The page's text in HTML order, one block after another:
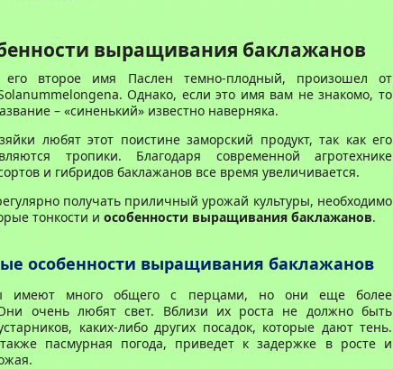
выращивания баклажанов
его второе имя Паслен темно-плодный, произошел от
Однако, если это имя вам не знакомо, то
– «синенький» известно наверняка.
любят этот поистине заморский продукт, так как его
тропики. Благодаря современной агротехнике
и гибридов баклажанов все время увеличивается.
получать приличный урожай культуры, необходимо
тонкости и особенности выращивания баклажанов.
особенности выращивания баклажанов
имеют много общего с перцами, но они еще более
очень любят свет. Вблизи их роста не должно быть
каких-либо других посадок, которые дают тень.
пасмурная погода, приведет к задержке в росте и